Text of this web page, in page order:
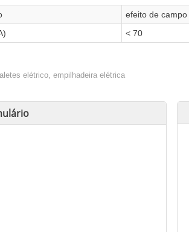
efeito de campo
< 70
elétrico, empilhadeira elétrica